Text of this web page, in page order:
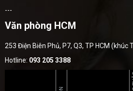
---
Văn phòng HCM
253 Điện Biên Phủ, P7, Q3, TP HCM (khúc
Hotline: 093 205 3388